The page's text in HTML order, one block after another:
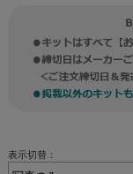
表示切替：